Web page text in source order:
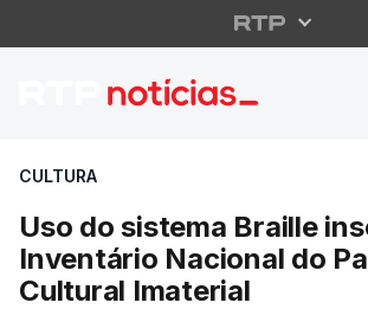
Uso do
CULTURA
Uso do sistema Braille
Inventário Nacional do
Cultural Imaterial